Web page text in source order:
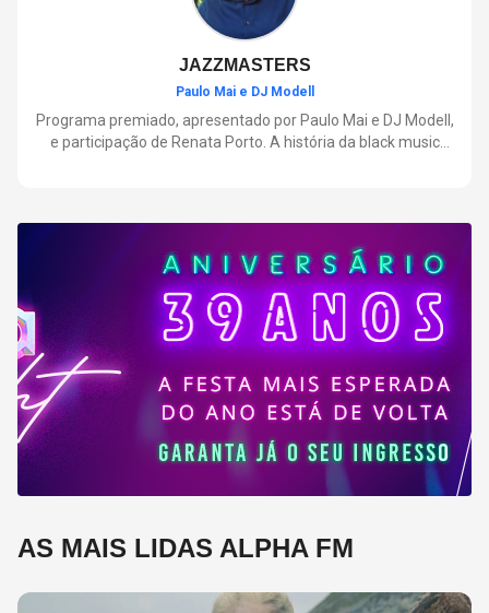
JAZZMASTERS
Paulo Mai e DJ Modell
Programa premiado, apresentado por Paulo Mai e DJ Modell,
e participação de Renata Porto. A história da black music
AS MAIS LIDAS ALPHA FM